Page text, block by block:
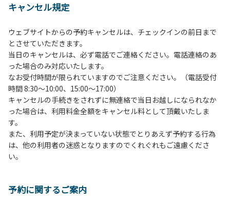
２、中学生以下だけでの利用はできません。高校生以上の方
３、テントサイト（多目的広場を含む。）の使用は、事前に
予約いただいた方のみで、連泊の方を除き、正午からです。
基本的に、テント1張りにつき1区画の予約をお願いします。
管理棟にてチェックインの手続きを行ってください。午後3
時前にお越しの方は、午後3時になりましたら管理棟にて手
続きを行ってください。午後5時過ぎにお越しの方は、翌朝
手続きを行ってください。
４、車両は、荷物の積み下ろし時以外は、駐車場にとめてく
ださい。
５、チェックアウトは、午前10時まで（日帰り使用の場合は
午後5時まで）です。チェックインの手続きを行っていない
方や使用人数が増えた場合は、必ず手続きを行ってくださ
ら午前10時までの間にゴミステーションに出してください。
キャンセル規定
ウェブサイトからの予約キャンセルは、チェックインの前日まで
とさせていただきます。
当日のキャンセルは、必ず電話でご連絡ください。電話連絡のあ
った場合のみ対応いたします。
なお受付時間が限られていますのでご注意ください。（電話受付
時間 8:30～10:00、15:00～17:00）
キャンセルの手続きをされずに無連絡で当日お越しになられなか
った場合は、利用料金全額をキャンセル料として頂戴いたしま
す。
また、利用予定が決まっていない状態でとりあえず予約する行為
は、他の利用者の迷惑となりますのでくれぐれもご遠慮くださ
い。
予約に関するご案内